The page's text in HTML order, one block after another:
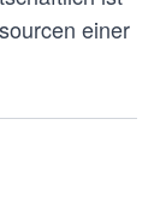
einer